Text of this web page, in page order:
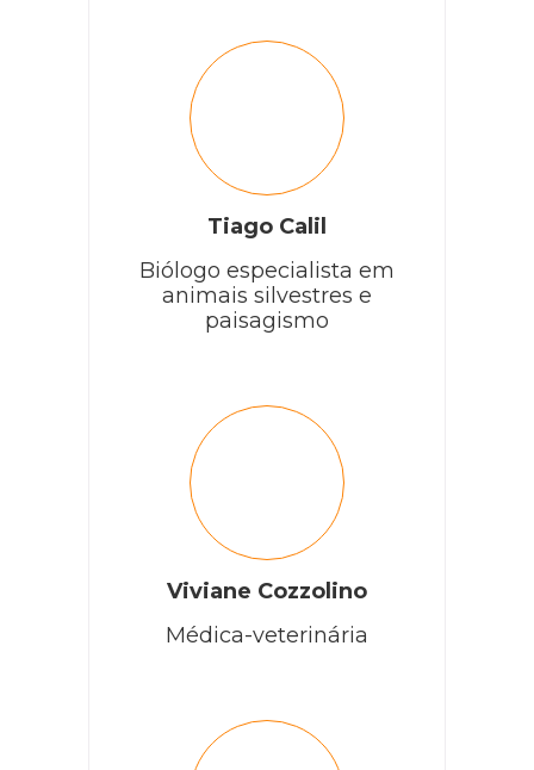
Tiago Calil
Biólogo especialista em
animais silvestres e
paisagismo
Viviane Cozzolino
Médica-veterinária